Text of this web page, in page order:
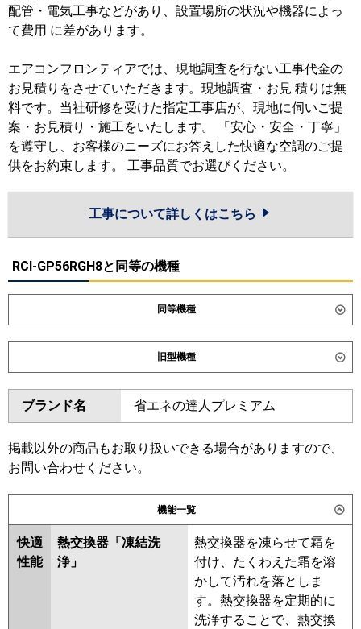
配管・電気工事などがあり、設置場所の状況や機器によっ
て費用 に差があります。
エアコンフロンティアでは、現地調査を行ない工事代金の
お見積りをさせていただきます。現地調査・お見 積りは無
料です。当社研修を受けた指定工事店が、現地に伺いご提
案・お見積り・施工をいたします。 「安心・安全・丁寧」
を遵守し、お客様のニーズにお答えした快適な空調のご提
供をお約束します。 工事品質でお選びください。
工事について詳しくはこちら
RCI-GP56RGH8と同等の機種
同等機種
ダイキン SSRC56DNT SSRC56DT
SSRUC56DT
東芝 GUXA056131XU GUXA056131MUB
GUXA05613P1XU
三菱電機 PLZ-ZRMP56HLF6
PLZ-ZRMP56HFG6
日立 RCI-GP56RGH9
三菱重工
FDTZ566H6SA-airf
FDTZ566H6SA
FDTZ566H6SA-osj
FDTZ566H6SA-rak
旧型機種
ダイキン SSRC56CT SSRC56CNT
SSRUC56CT SSRC56BYT
SSRC56BYNT SSRUC56BYT
SSRC56BJT SSRC56BJNT
SSRJC56BJT
SSRC56BCT
東芝 GUXA05613XU GUXA05613MUB
GUXA05613PXU
GUXA05613PMUB
RUXA05633MUB RUXA05633MU
RUXA05633XU
ブランド名 省エネの達人プレミアム
掲載以外の商品もお取り扱いできる場合がありますので、
お問い合わせください。
機能一覧
快適
性能
熱交換器「凍結洗
浄」
熱交換器を凍らせて霜を
付け、たくわえた霜を溶
かして汚れを落としま
す。熱交換器を定期的に
洗浄することで、熱交換